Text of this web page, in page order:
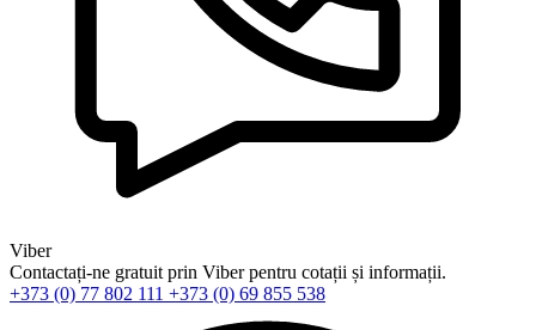
Viber
Contactați-ne gratuit prin Viber pentru cotații și informații.
+373 (0) 77 802 111 +373 (0) 69 855 538